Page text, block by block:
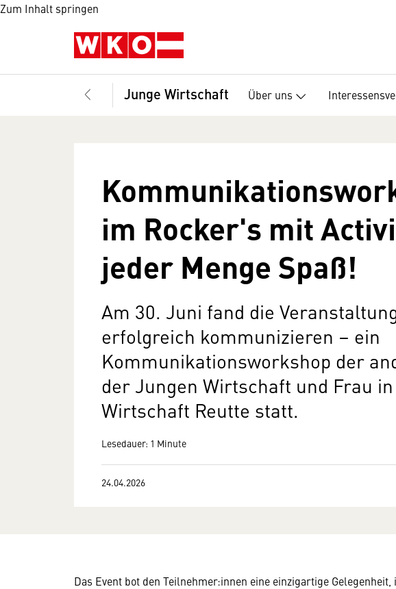
Zum Inhalt springen
Junge Wirtschaft Über uns
im Rocker's mit
jeder Menge Spaß!
Am 30. Juni fand die
erfolgreich kommunizieren – ein
Kommunikationsworkshop der
der Jungen Wirtschaft und Frau
Wirtschaft Reutte statt.
Lesedauer: 1 Minute
24.04.2026
Das Event bot den Teilnehmer:innen eine einzigartige